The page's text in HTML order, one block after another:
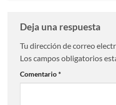
Deja una respuesta
Tu dirección de correo
Los campos obligatorios
Comentario*